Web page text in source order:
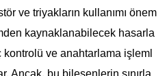
ve triyakların kullanımı önem
kaynaklanabilecek hasarla
kontrolü ve anahtarlama işleml
Ancak, bu bileşenlerin sınırla